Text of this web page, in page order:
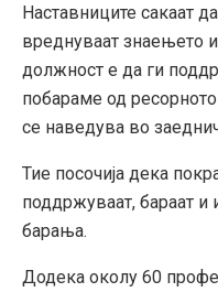
Наставниците сакаат
вреднуваат знаењето
должност е да ги
побараме од
се наведува во
Тие посочија дека
поддржуваат, бараат и
барања.
Додека околу 60